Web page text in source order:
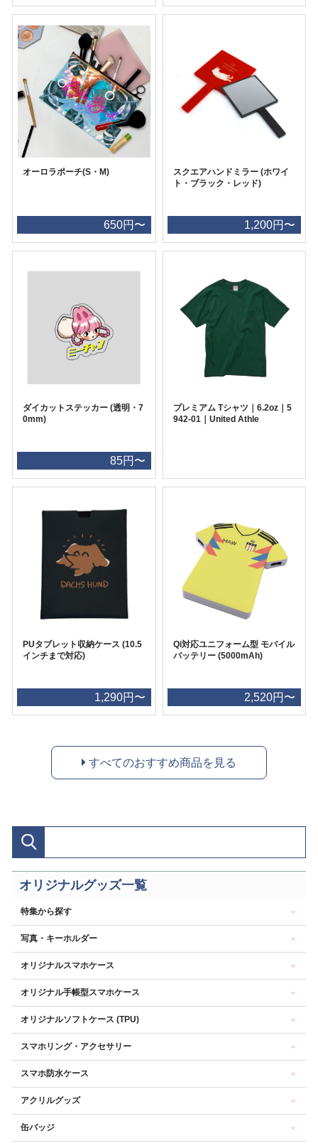
オーロラポーチ(S・M)
650円〜
スクエアハンドミラー (ホワイ
ト・ブラック・レッド)
1,200円〜
ダイカットステッカー (透明・7
0mm)
85円〜
プレミアム Tシャツ｜6.2oz｜5
942-01｜United Athle
PUタブレット収納ケース (10.5
インチまで対応)
1,290円〜
Qi対応ユニフォーム型 モバイル
バッテリー (5000mAh)
2,520円〜
すべてのおすすめ商品を見る
オリジナルグッズ一覧
特集から探す
写真・キーホルダー
オリジナルスマホケース
オリジナル手帳型スマホケース
オリジナルソフトケース (TPU)
スマホリング・アクセサリー
スマホ防水ケース
アクリルグッズ
缶バッジ